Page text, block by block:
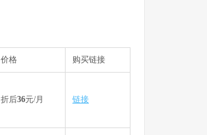
价格 购买链接
折后36元/月 链接